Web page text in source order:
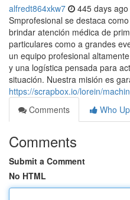
alfredt864xkw7 445 days ago
Smprofesional se destaca
brindar atención médica de
particulares como a grandes
un equipo profesional
y una logística pensada para
situación. Nuestra misión es
https://scrapbox.io/lorein/
Comments
Who
Comments
Submit a Comment
No HTML